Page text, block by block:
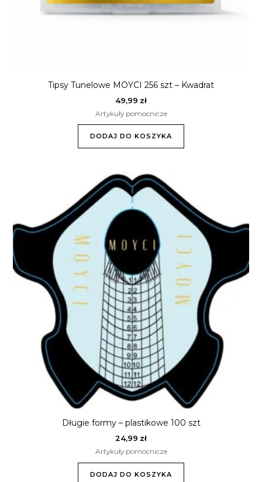
Tipsy Tunelowe MOYCI 256 szt – Kwadrat
49,99 zł
Artykuły pomocnicze
DODAJ DO KOSZYKA
Długie formy – plastikowe 100 szt
24,99 zł
Artykuły pomocnicze
DODAJ DO KOSZYKA